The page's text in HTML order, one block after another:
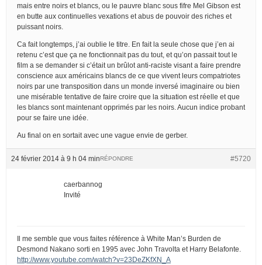
mais entre noirs et blancs, ou le pauvre blanc sous fifre Mel Gibson est
en butte aux continuelles vexations et abus de pouvoir des riches et
puissant noirs.
Ca fait longtemps, j’ai oublie le titre. En fait la seule chose que j’en ai
retenu c’est que ça ne fonctionnait pas du tout, et qu’on passait tout le
film a se demander si c’était un brûlot anti-raciste visant a faire prendre
conscience aux américains blancs de ce que vivent leurs compatriotes
noirs par une transposition dans un monde inversé imaginaire ou bien
une misérable tentative de faire croire que la situation est réelle et que
les blancs sont maintenant opprimés par les noirs. Aucun indice probant
pour se faire une idée.
Au final on en sortait avec une vague envie de gerber.
24 février 2014 à 9 h 04 min #5720
RÉPONDRE
caerbannog
Invité
Il me semble que vous faites référence à White Man’s Burden de
Desmond Nakano sorti en 1995 avec John Travolta et Harry Belafonte.
http://www.youtube.com/watch?v=23DeZKfXN_A